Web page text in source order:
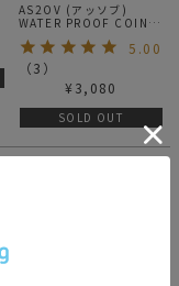
AS2OV (アッソブ)
WATER PROOF COIN
CASE 防水 コインケー
ス
5.00
（3 ）
¥ 3,080
SOLD OUT